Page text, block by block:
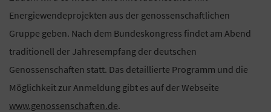
Energiewendeprojekten aus der genossenschaftlichen
Gruppe geben. Nach dem Bundeskongress findet am Abend
traditionell der Jahresempfang der deutschen
Genossenschaften statt. Das detaillierte Programm und die
Möglichkeit zur Anmeldung gibt es auf der Webseite
www.genossenschaften.de.